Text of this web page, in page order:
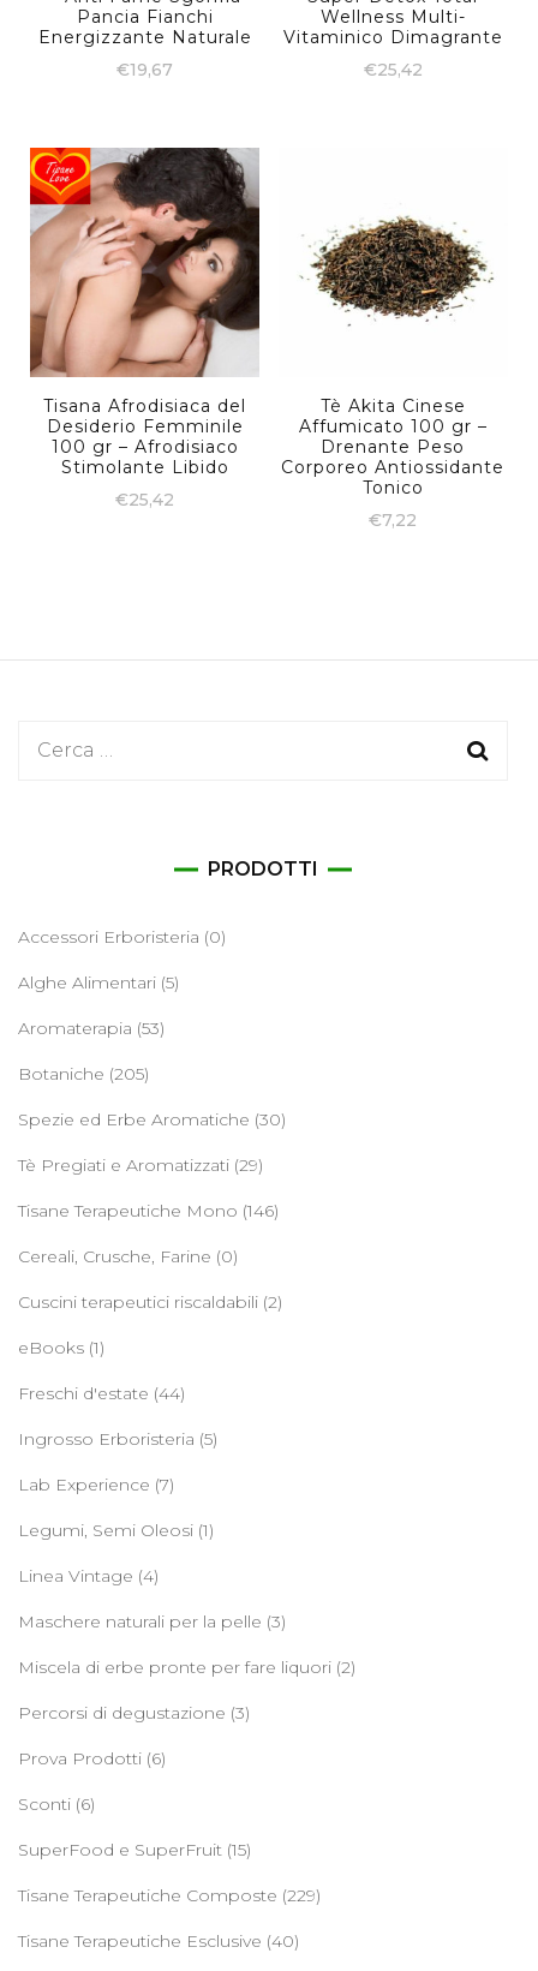
Pancia Fianchi
Energizzante Naturale
€19,67
Wellness Multi-
Vitaminico Dimagrante
€25,42
Tisana Afrodisiaca del
Desiderio Femminile
100 gr – Afrodisiaco
Stimolante Libido
€25,42
Tè Akita Cinese
Affumicato 100 gr –
Drenante Peso
Corporeo Antiossidante
Tonico
€7,22
Ricerca
PRODOTTI
Accessori Erboristeria (0)
Alghe Alimentari (5)
Aromaterapia (53)
Botaniche (205)
Spezie ed Erbe Aromatiche (30)
Tè Pregiati e Aromatizzati (29)
Tisane Terapeutiche Mono (146)
Cereali, Crusche, Farine (0)
Cuscini terapeutici riscaldabili (2)
eBooks (1)
Freschi d'estate (44)
Ingrosso Erboristeria (5)
Lab Experience (7)
Legumi, Semi Oleosi (1)
Linea Vintage (4)
Maschere naturali per la pelle (3)
Miscela di erbe pronte per fare liquori (2)
Percorsi di degustazione (3)
Prova Prodotti (6)
Sconti (6)
SuperFood e SuperFruit (15)
Tisane Terapeutiche Composte (229)
Tisane Terapeutiche Esclusive (40)